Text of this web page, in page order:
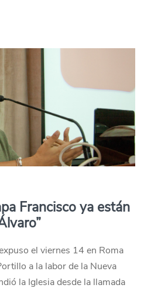
Francisco ya están
el viernes 14 en Roma
a la labor de la Nueva
la Iglesia desde la llamada